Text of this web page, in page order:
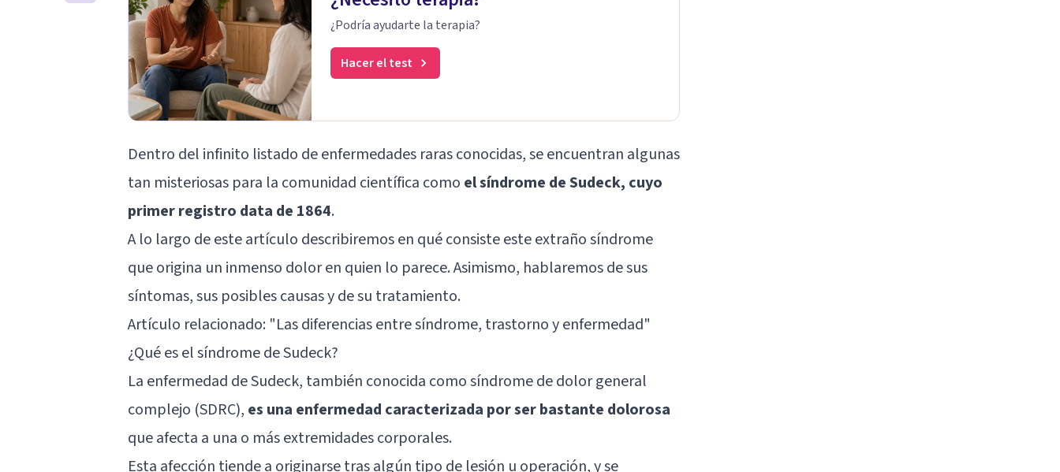
¿Podría ayudarte la terapia?
Hacer el test
Dentro del infinito listado de enfermedades raras conocidas, se encuentran algunas
tan misteriosas para la comunidad científica como el síndrome de Sudeck, cuyo
primer registro data de 1864.
A lo largo de este artículo describiremos en qué consiste este extraño síndrome
que origina un inmenso dolor en quien lo parece. Asimismo, hablaremos de sus
síntomas, sus posibles causas y de su tratamiento.
Artículo relacionado: "Las diferencias entre síndrome, trastorno y enfermedad"
¿Qué es el síndrome de Sudeck?
La enfermedad de Sudeck, también conocida como síndrome de dolor general
complejo (SDRC), es una enfermedad caracterizada por ser bastante dolorosa
que afecta a una o más extremidades corporales.
Esta afección tiende a originarse tras algún tipo de lesión u operación, y se